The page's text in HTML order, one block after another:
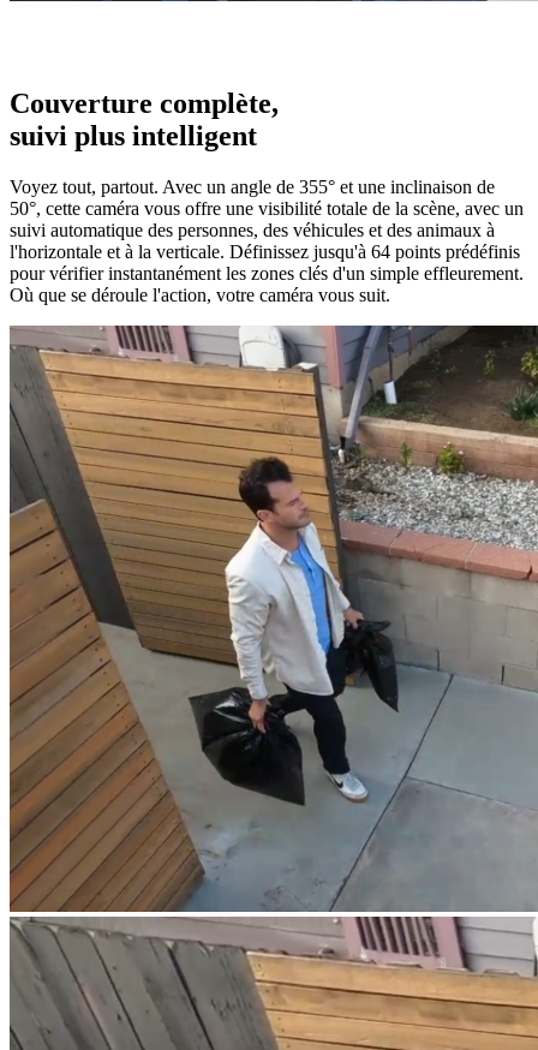
Couverture complète,
suivi plus intelligent
Voyez tout, partout. Avec un angle de 355° et une inclinaison de
50°, cette caméra vous offre une visibilité totale de la scène, avec un
suivi automatique des personnes, des véhicules et des animaux à
l'horizontale et à la verticale. Définissez jusqu'à 64 points prédéfinis
pour vérifier instantanément les zones clés d'un simple effleurement.
Où que se déroule l'action, votre caméra vous suit.